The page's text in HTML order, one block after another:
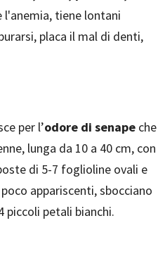
l'anemia, tiene lontani
placa il mal di denti,
per l’odore di senape che
lunga da 10 a 40 cm, con
di 5-7 foglioline ovali e
poco appariscenti, sbocciano
petali bianchi.